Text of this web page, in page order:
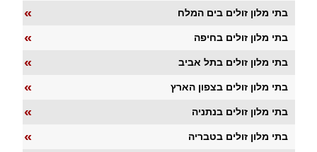
« בתי מלון זולים בים המלח
« בתי מלון זולים בחיפה
« בתי מלון זולים בתל אביב
« בתי מלון זולים בצפון הארץ
« בתי מלון זולים בנתניה
« בתי מלון זולים בטבריה